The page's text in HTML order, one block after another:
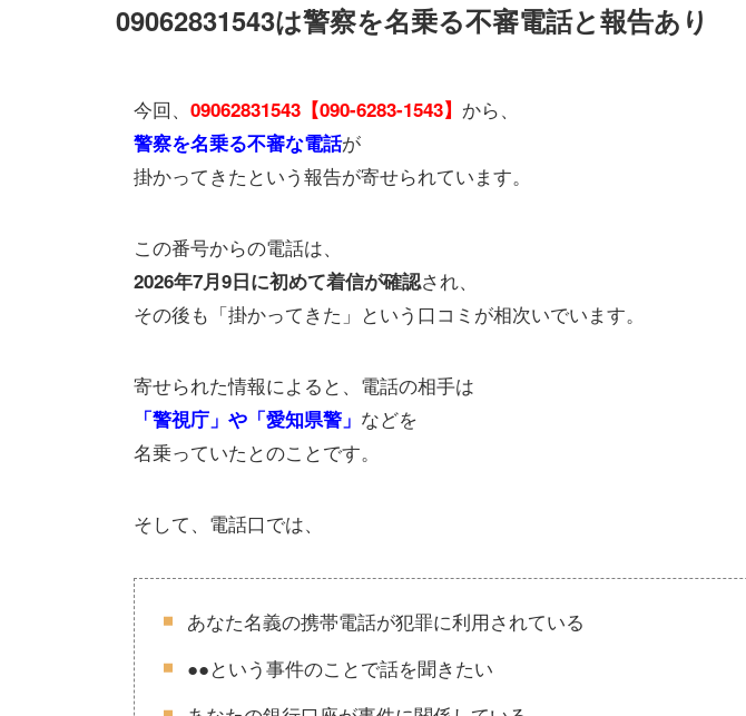
09062831543は警察を名乗る不審電話と報告あり
今回、 09062831543【090-6283-1543】 から、
警察を名乗る不審な電話が
掛かってきたという報告が寄せられています。
この番号からの電話は、
2026年7月9日に初めて着信が確認され、
その後も「掛かってきた」という口コミが相次いでいます。
寄せられた情報によると、電話の相手は
「警視庁」や「愛知県警」 などを
名乗っていたとのことです。
そして、電話口では、
あなた名義の携帯電話が犯罪に利用されている
●●という事件のことで話を聞きたい